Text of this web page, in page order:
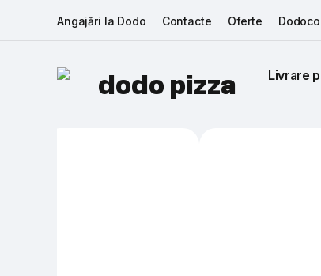
Angajări la Dodo Contacte Oferte
dodo pizza Livrare